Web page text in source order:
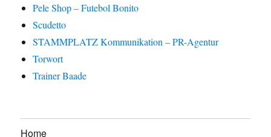
Pele Shop – Futebol Bonito
Scudetto
STAMMPLATZ Kommunikation – PR-Agentur
Torwort
Trainer Baade
Home